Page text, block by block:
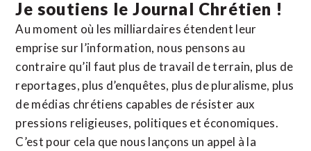
Je soutiens le Journal Chrétien !
Au moment où les milliardaires étendent leur
emprise sur l’information, nous pensons au
contraire qu’il faut plus de travail de terrain, plus de
reportages, plus d’enquêtes, plus de pluralisme, plus
de médias chrétiens capables de résister aux
pressions religieuses, politiques et économiques.
C’est pour cela que nous lançons un appel à la